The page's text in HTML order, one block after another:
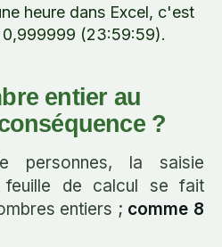
heure dans Excel, c'est
(23:59:59).
entier au
?
personnes, la saisie
feuille de calcul se fait
entiers ; comme 8